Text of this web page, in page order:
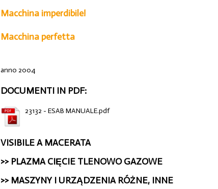
Macchina imperdibile!
Macchina perfetta
anno 2004
DOCUMENTI IN PDF:
23132 - ESAB MANUALE.pdf
VISIBILE A MACERATA
>> PLAZMA CIĘCIE TLENOWO GAZOWE
>> MASZYNY I URZĄDZENIA RÓŻNE, INNE